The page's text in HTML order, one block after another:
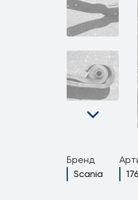
Бренд
Scania